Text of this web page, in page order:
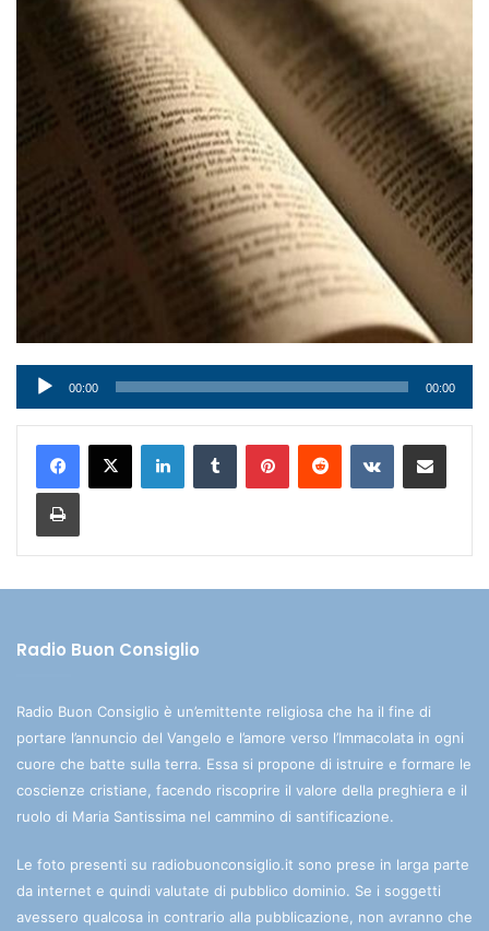
Audio
Player
00:00 00:00
Radio Buon Consiglio
Radio Buon Consiglio è un’emittente religiosa che ha il fine di
portare l’annuncio del Vangelo e l’amore verso l’Immacolata in ogni
cuore che batte sulla terra. Essa si propone di istruire e formare le
coscienze cristiane, facendo riscoprire il valore della preghiera e il
ruolo di Maria Santissima nel cammino di santificazione.
Le foto presenti su radiobuonconsiglio.it sono prese in larga parte
da internet e quindi valutate di pubblico dominio. Se i soggetti
avessero qualcosa in contrario alla pubblicazione, non avranno che